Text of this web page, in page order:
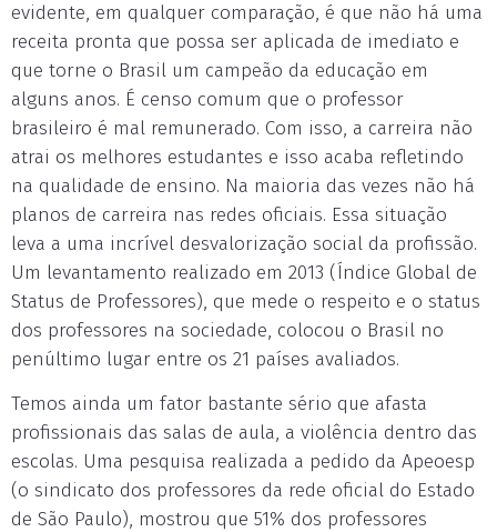
evidente, em qualquer comparação, é que não há uma
receita pronta que possa ser aplicada de imediato e
que torne o Brasil um campeão da educação em
alguns anos. É censo comum que o professor
brasileiro é mal remunerado. Com isso, a carreira não
atrai os melhores estudantes e isso acaba refletindo
na qualidade de ensino. Na maioria das vezes não há
planos de carreira nas redes oficiais. Essa situação
leva a uma incrível desvalorização social da profissão.
Um levantamento realizado em 2013 (Índice Global de
Status de Professores), que mede o respeito e o status
dos professores na sociedade, colocou o Brasil no
penúltimo lugar entre os 21 países avaliados.
Temos ainda um fator bastante sério que afasta
profissionais das salas de aula, a violência dentro das
escolas. Uma pesquisa realizada a pedido da Apeoesp
(o sindicato dos professores da rede oficial do Estado
de São Paulo), mostrou que 51% dos professores